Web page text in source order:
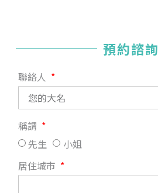
預約諮詢
聯絡人
稱謂
先生
小姐
居住城市